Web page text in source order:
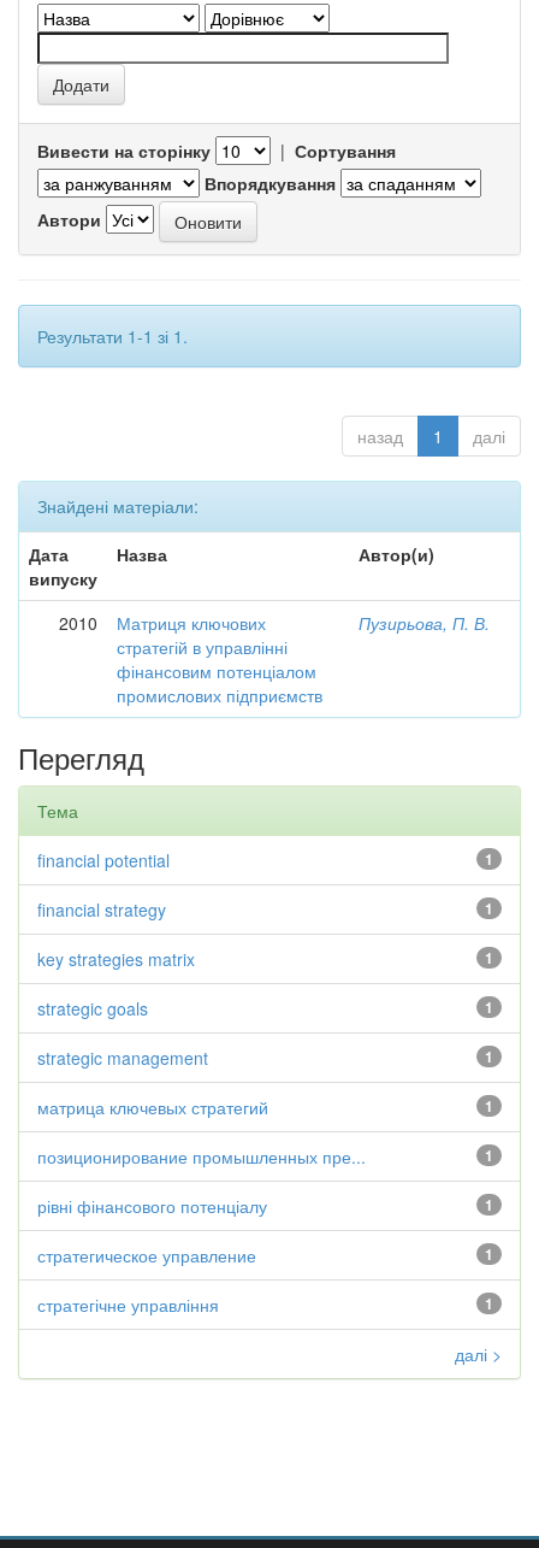
Вивести на сторінку | Сортування
Впорядкування
Автори
Результати 1-1 зі 1.
назад 1 далі
Знайдені матеріали:
Дата
випуску
Назва Автор(и)
2010
Матриця ключових
стратегій в управлінні
фінансовим потенціалом
промислових підприємств
Пузирьова, П. В.
Перегляд
Тема
1
financial potential
1
financial strategy
1
key strategies matrix
1
strategic goals
1
strategic management
1
матрица ключевых стратегий
1
позиционирование промышленных пре...
1
рівні фінансового потенціалу
1
стратегическое управление
1
стратегічне управління
далі >